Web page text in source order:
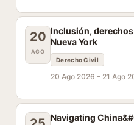
20
AGO
Inclusión,
Nueva York
Derecho Civil
20 Ago 2026 – 21 Ago
Navigating